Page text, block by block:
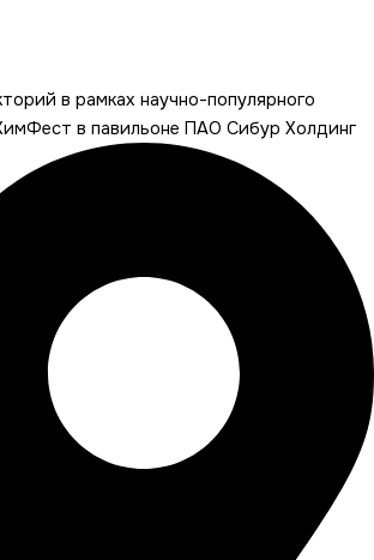
в рамках научно-популярного
в павильоне ПАО Сибур Холдинг